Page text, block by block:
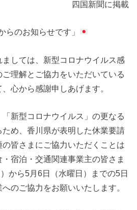
四国新聞に掲載
らのお知らせです」
しては、新型コロナウイルス感
理解とご協力をいただいている
心から感謝申しあげます。
新型コロナウイルス」の更なる
め、香川県が表明した休業要請
の皆さまにご協力いただくことは
宿泊・交通関連事業主の皆さま
から5月6日（水曜日）までの5日
のご協力をお願いいたします。